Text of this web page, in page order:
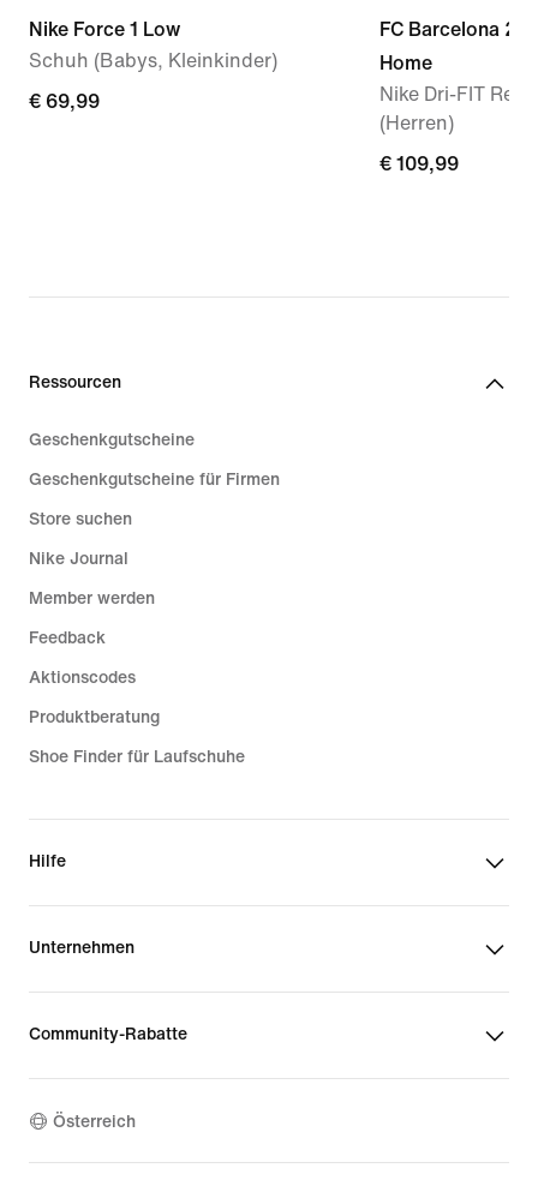
Nike Force 1 Low
Schuh (Babys, Kleinkinder)
€ 69,99
€ 69,99
FC Barcelona
Home
Nike Dri-FIT
(Herren)
€ 109,99
€ 109,99
Ressourcen
Geschenkgutscheine
Geschenkgutscheine für Firmen
Store suchen
Nike Journal
Member werden
Feedback
Aktionscodes
Produktberatung
Shoe Finder für Laufschuhe
Hilfe
Unternehmen
Community-Rabatte
Österreich